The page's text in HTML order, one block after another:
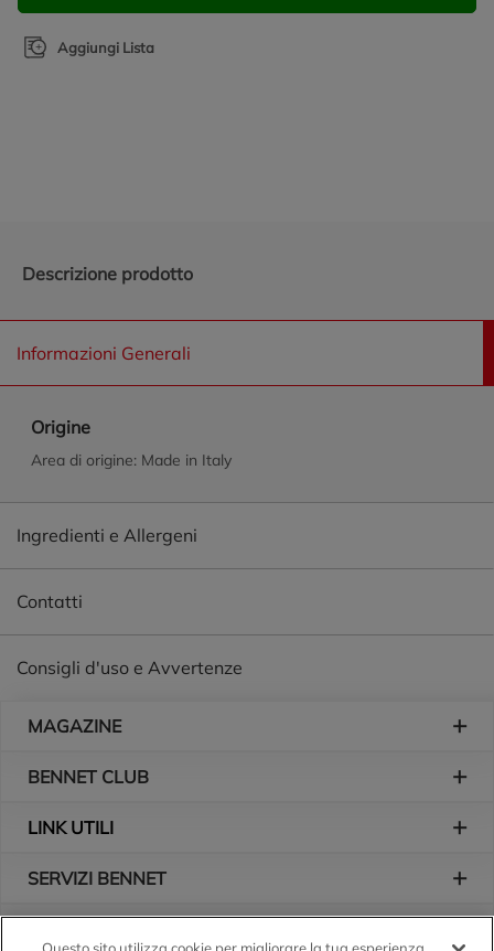
Aggiungi Lista
Descrizione prodotto
Informazioni Generali
Origine
Area di origine: Made in Italy
Ingredienti e Allergeni
Contatti
Consigli d'uso e Avvertenze
MAGAZINE
BENNET CLUB
LINK UTILI
SERVIZI BENNET